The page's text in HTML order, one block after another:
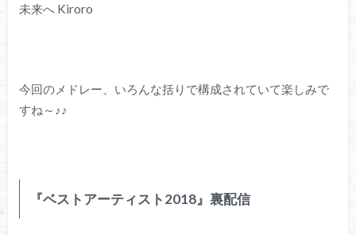
未来へ Kiroro
今回のメドレー、いろんな括りで構成されていて楽しみで
すね～♪♪
『ベストアーティスト2018』裏配信